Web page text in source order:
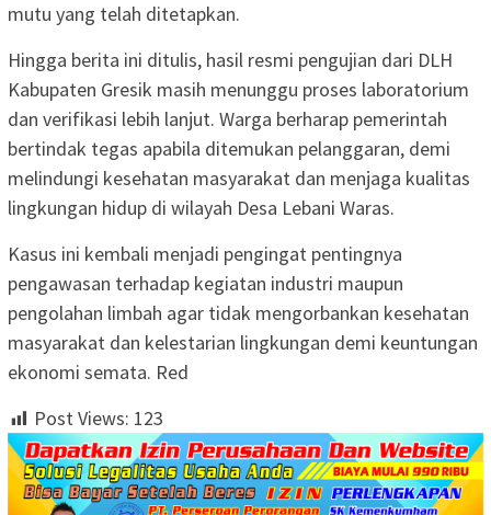
mutu yang telah ditetapkan.
Hingga berita ini ditulis, hasil resmi pengujian dari DLH
Kabupaten Gresik masih menunggu proses laboratorium
dan verifikasi lebih lanjut. Warga berharap pemerintah
bertindak tegas apabila ditemukan pelanggaran, demi
melindungi kesehatan masyarakat dan menjaga kualitas
lingkungan hidup di wilayah Desa Lebani Waras.
Kasus ini kembali menjadi pengingat pentingnya
pengawasan terhadap kegiatan industri maupun
pengolahan limbah agar tidak mengorbankan kesehatan
masyarakat dan kelestarian lingkungan demi keuntungan
ekonomi semata. Red
Post Views: 123